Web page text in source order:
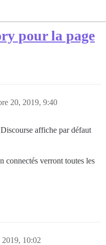
pour la page
20, 2019, 9:40
affiche par défaut
connectés verront toutes les
2019, 10:02